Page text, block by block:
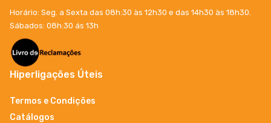
Horário: Seg. a Sexta das 08h:30 às 12h30 e das 14h30 às 18h30.
Sábados: 08h:30 ás 13h
Hiperligações Úteis
Termos e Condições
Catálogos